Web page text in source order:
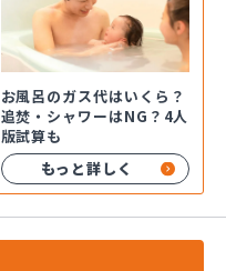
お風呂のガス代はいくら？
追焚・シャワーはNG？4人
版試算も
もっと詳しく